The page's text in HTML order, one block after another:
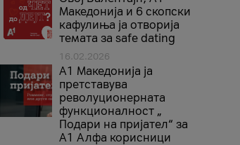
Македонија и 6 скопски
кафулиња ја отворија
темата за safe dating
16.02.2026
А1 Македонија ја
претставува
револуционерната
функционалност „
Подари на пријател“ за
А1 Алфа корисници